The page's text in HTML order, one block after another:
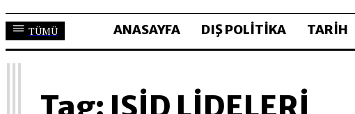
TÜMÜ ANASAYFA DIŞ POLİTİKA TARİH